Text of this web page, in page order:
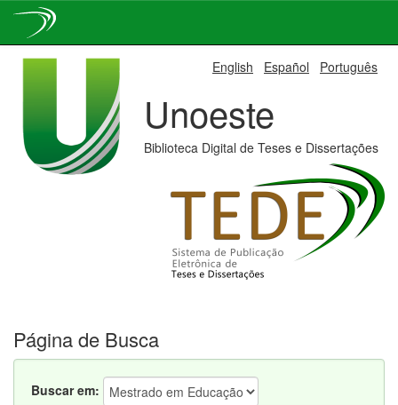
English Español Português
Unoeste
Biblioteca Digital de Teses e Dissertações
Página de Busca
Buscar em: